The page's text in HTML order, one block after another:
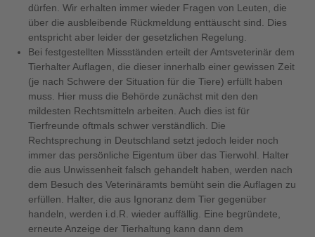
dürfen. Wir erhalten immer wieder Fragen von Leuten, die
über die ausbleibende Rückmeldung enttäuscht sind. Dies
entspricht aber leider der gesetzlichen Regelung.
Bei festgestellten Missständen erteilt der Amtsveterinär dem
Tierhalter Auflagen, die dieser innerhalb einer gewissen Zeit
(je nach Schwere der Situation für die Tiere) erfüllt haben
muss. Hier muss die Behörde zunächst mit den den
mildesten Rechtsmitteln arbeiten. Auch dies ist für
Tierfreunde oftmals schwer verständlich. Die
Rechtsprechung in Deutschland setzt jedoch leider noch
immer das persönliche Eigentum über das Tierwohl. Halter
die aus Unwissenheit falsch gehandelt haben, werden nach
dem Besuch des Veterinäramts bemüht sein die Auflagen zu
erfüllen. Halter, die aus Ignoranz dem Tier gegenüber
handeln, werden i.d.R. wieder auffällig. Eine begründete,
erneute Anzeige der Tierhaltung kann dann dem